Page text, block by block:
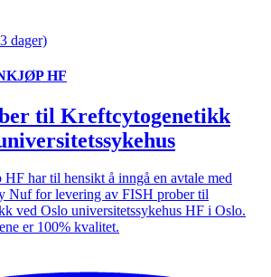
dager)
HF
til Kreftcytogenetikk
HF har til hensikt å inngå en avtale med
Nuf for levering av FISH prober til
ved Oslo universitetssykehus HF i Oslo.
er 100% kvalitet.